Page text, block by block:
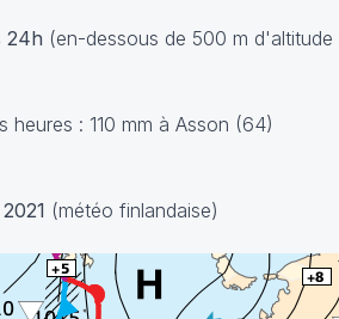
24h (en-dessous de 500 m d'altitude
heures : 110 mm à Asson (64)
(météo finlandaise)